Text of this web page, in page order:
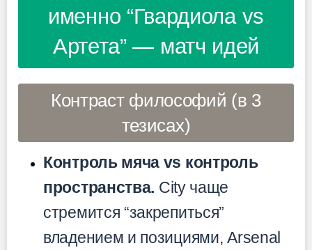
именно “Гвардиола vs
Артета” — матч идей
Контраст философий (в 3
тезисах)
Контроль мяча vs контроль
пространства. City чаще
стремится “закрепиться”
владением и позициями, Arsenal